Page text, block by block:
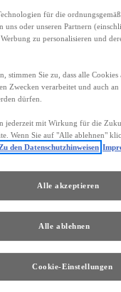
Speichern
für die
uns oder unseren Partnern
zu personalisieren und
stimmen Sie zu, dass alle
Zwecken verarbeitet und auch
dürfen.
mit Wirkung für die
Wenn Sie auf "Alle ablehnen"
den Datenschutzhinweisen
Cookie-Einstellungen
Alle ablehnen
Alle akzeptieren